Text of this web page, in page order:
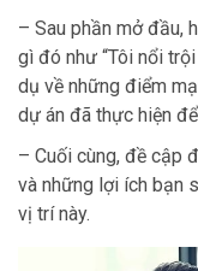
– Sau phần mở đầu,
gì đó như “Tôi nổi
dụ về những điểm
dự án đã thực hiện
– Cuối cùng, đề cập
và những lợi ích bạn
vị trí này.